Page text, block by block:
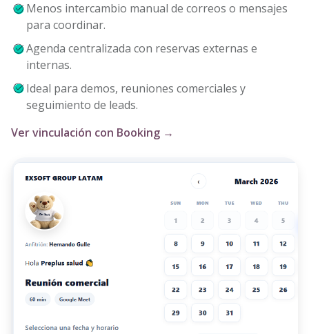
Menos intercambio manual de correos o mensajes
para coordinar.
Agenda centralizada con reservas externas e
internas.
Ideal para demos, reuniones comerciales y
seguimiento de leads.
Ver vinculación con Booking →